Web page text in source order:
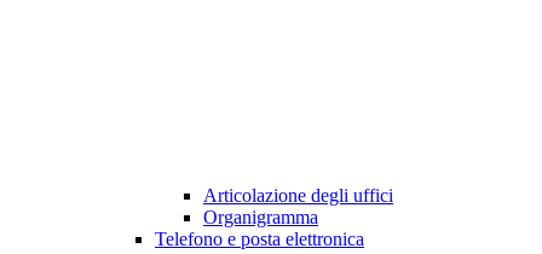
Articolazione degli uffici
Organigramma
Telefono e posta elettronica